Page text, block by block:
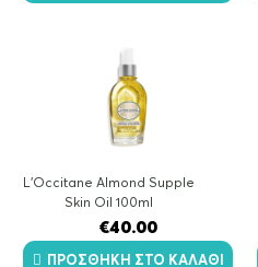
L'Occitane Almond Supple
Skin Oil 100ml
€40.00
ΠΡΟΣΘΉΚΗ ΣΤΟ ΚΑΛΆΘΙ